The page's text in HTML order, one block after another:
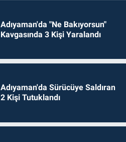
Adıyaman'da "Ne Bakıyorsun"
Kavgasında 3 Kişi Yaralandı
Adıyaman'da Sürücüye Saldıran
2 Kişi Tutuklandı